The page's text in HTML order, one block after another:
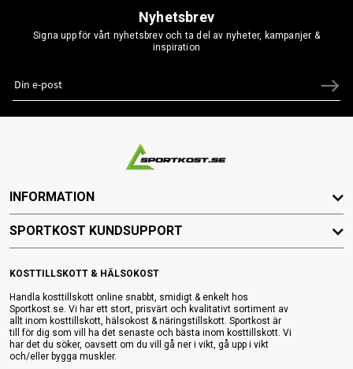
Nyhetsbrev
Signa upp för vårt nyhetsbrev och ta del av nyheter, kampanjer &
inspiration
KOSTTILLSKOTT & HÄLSOKOST
Handla kosttillskott online snabbt, smidigt & enkelt hos
Sportkost.se. Vi har ett stort, prisvärt och kvalitativt sortiment av
allt inom kosttillskott, hälsokost & näringstillskott. Sportkost är
till för dig som vill ha det senaste och bästa inom kosttillskott. Vi
har det du söker, oavsett om du vill gå ner i vikt, gå upp i vikt
och/eller bygga muskler.
INFORMATION
SPORTKOST KUNDSUPPORT